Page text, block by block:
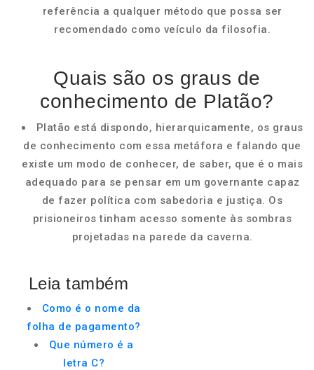
referência a qualquer método que possa ser
recomendado como veículo da filosofia.
Quais são os graus de
conhecimento de Platão?
Platão está dispondo, hierarquicamente, os graus
de conhecimento com essa metáfora e falando que
existe um modo de conhecer, de saber, que é o mais
adequado para se pensar em um governante capaz
de fazer política com sabedoria e justiça. Os
prisioneiros tinham acesso somente às sombras
projetadas na parede da caverna.
Leia também
Como é o nome da
folha de pagamento?
Que número é a
letra C?